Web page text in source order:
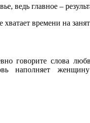
ведь главное –
времени на
говорите слова
женщину